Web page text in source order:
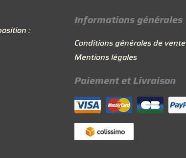
:
Informations générales
Conditions générales de vente
Mentions légales
Paiement et Livraison